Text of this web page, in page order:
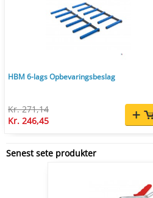
HBM 6-lags Opbevaringsbeslag
Kr. 271,14
Kr. 246,45
Senest sete produkter